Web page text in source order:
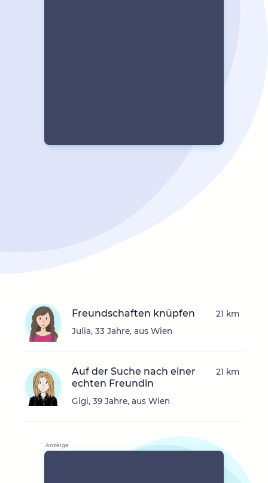
Freundschaften knüpfen
Julia, 33 Jahre, aus Wien
21 km
Auf der Suche nach einer
echten Freundin
Gigi, 39 Jahre, aus Wien
21 km